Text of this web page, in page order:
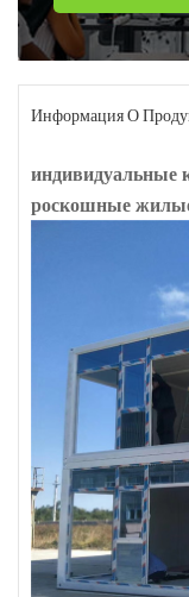
Информация О
индивидуальные
роскошные